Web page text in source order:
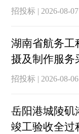
测影响评价技
招投标 | 2026-08-07
湖南省航务工
摄及制作服务
招投标 | 2026-08-06
岳阳港城陵矶
竣工验收全过